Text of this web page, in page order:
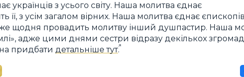
українців з усього світу. Наша молитва єднає
з усім загалом вірних. Наша молитва єднає
щодня провадить молитву інший душпастир. Наша
адже цими днями сестри відразу декількох
придбати детальніше тут.